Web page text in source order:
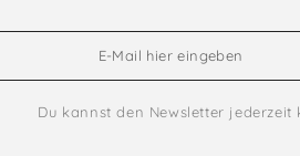
Du kannst den Newsletter jederzeit